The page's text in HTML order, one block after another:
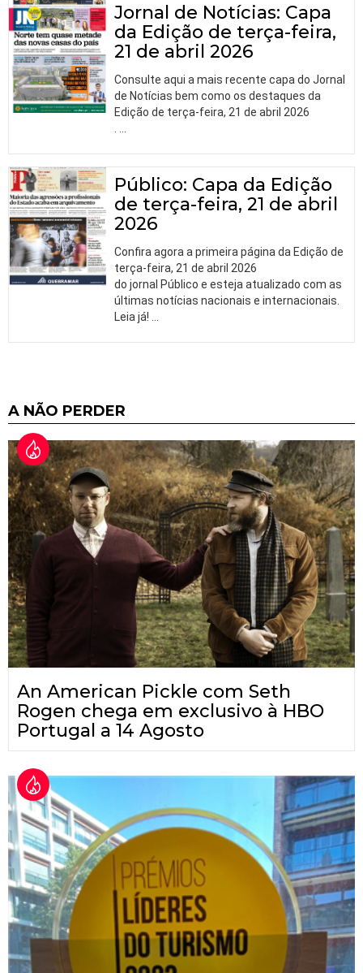
Jornal de Notícias: Capa
da Edição de terça-feira,
21 de abril 2026
Consulte aqui a mais recente capa do Jornal
de Notícias bem como os destaques da
Edição de terça-feira, 21 de abril 2026
Público: Capa da Edição
de terça-feira, 21 de abril
2026
Confira agora a primeira página da Edição de
terça-feira, 21 de abril 2026
do jornal Público e esteja atualizado com as
últimas notícias nacionais e internacionais.
Leia já!
A NÃO PERDER
An American Pickle com Seth
Rogen chega em exclusivo à HBO
Portugal a 14 Agosto